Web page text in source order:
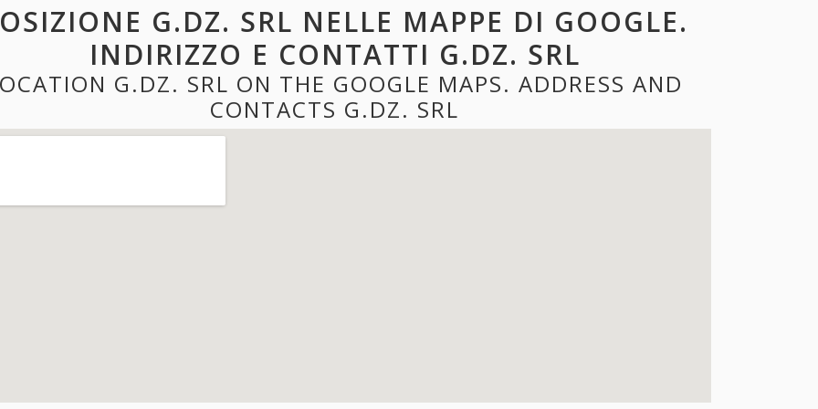
G.DZ. SRL NELLE MAPPE DI GOOGLE.
INDIRIZZO E CONTATTI G.DZ. SRL
G.DZ. SRL ON THE GOOGLE MAPS. ADDRESS AND
CONTACTS G.DZ. SRL